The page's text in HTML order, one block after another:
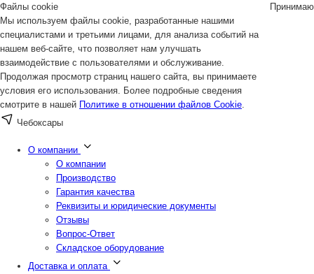
Файлы cookie
Мы используем файлы cookie, разработанные нашими
специалистами и третьими лицами, для анализа событий на
нашем веб-сайте, что позволяет нам улучшать
взаимодействие с пользователями и обслуживание.
Продолжая просмотр страниц нашего сайта, вы принимаете
условия его использования. Более подробные сведения
смотрите в нашей Политике в отношении файлов Cookie.
Принимаю
Чебоксары
О компании
О компании
Производство
Гарантия качества
Реквизиты и юридические документы
Отзывы
Вопрос-Ответ
Складское оборудование
Доставка и оплата